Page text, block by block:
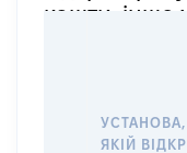
кошти, інше
УСТАНОВА,
ЯКІЙ